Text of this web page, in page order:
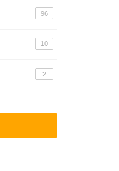
96
10
2